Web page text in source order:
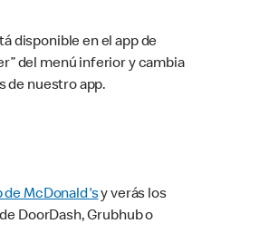
disponible en el app de
del menú inferior y cambia
de nuestro app.
de McDonald'sy verás los
DoorDash, Grubhub o